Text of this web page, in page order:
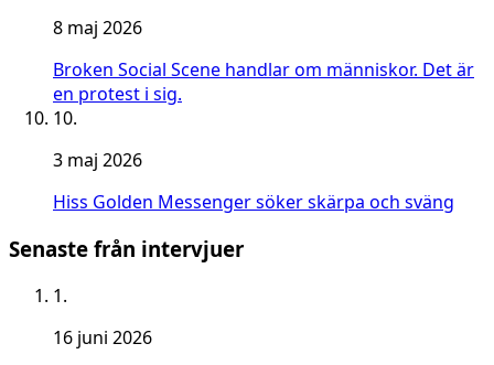
8 maj 2026
Broken Social Scene handlar om människor. Det är
en protest i sig.
10.
3 maj 2026
Hiss Golden Messenger söker skärpa och sväng
Senaste från intervjuer
1.
16 juni 2026